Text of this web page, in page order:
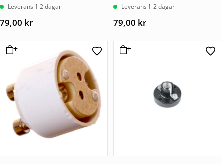
Leverans 1-2 dagar
79,00 kr
Leverans 1-2 dagar
79,00 kr